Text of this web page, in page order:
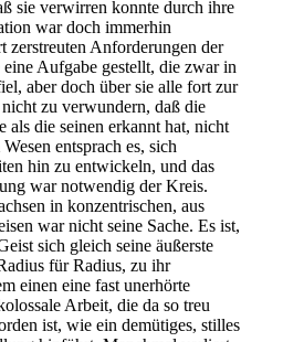
sie verwirren konnte durch ihre
war doch immerhin
zerstreuten Anforderungen der
Aufgabe gestellt, die zwar in
aber doch über sie alle fort zur
zu verwundern, daß die
als die seinen erkannt hat, nicht
entsprach es, sich
hin zu entwickeln, und das
war notwendig der Kreis.
in konzentrischen, aus
war nicht seine Sache. Es ist,
sich gleich seine äußerste
für Radius, zu ihr
einen eine fast unerhörte
Arbeit, die da so treu
ist, wie ein demütiges, stilles